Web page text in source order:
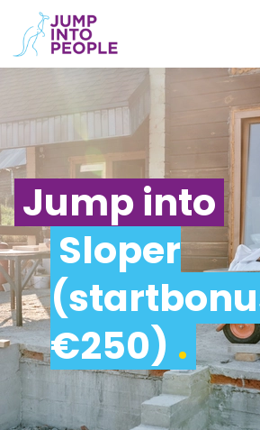
Jump into
Sloper
€250) .